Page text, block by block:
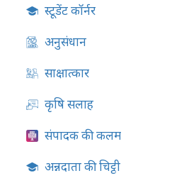
स्टूडेंट कॉर्नर
अनुसंधान
साक्षात्कार
कृषि सलाह
संपादक की कलम
अन्नदाता की चिट्ठी